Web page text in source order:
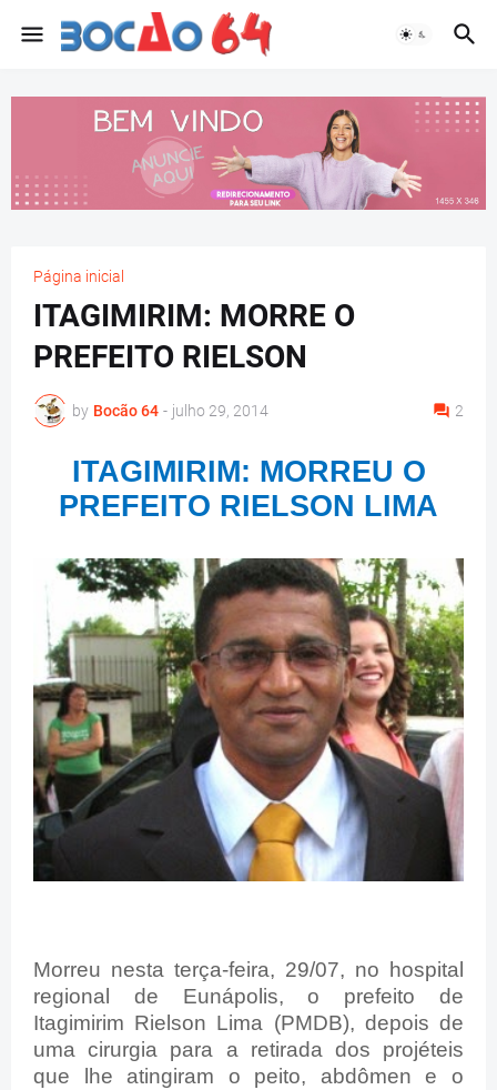
Página inicial
ITAGIMIRIM: MORRE O
PREFEITO RIELSON
by Bocão 64 - julho 29, 2014 2
ITAGIMIRIM: MORREU O
PREFEITO RIELSON LIMA
Morreu nesta terça-feira, 29/07, no hospital
regional de Eunápolis, o prefeito de
Itagimirim Rielson Lima (PMDB), depois de
uma cirurgia para a retirada dos projéteis
que lhe atingiram o peito, abdômen e o